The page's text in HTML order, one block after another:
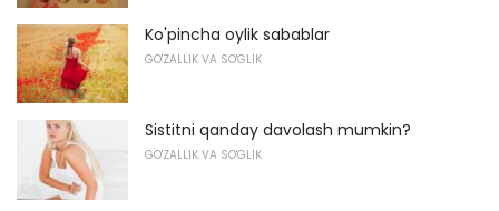
Ko'pincha oylik sabablar
GO'ZALLIK VA SO'GLIK
Sistitni qanday davolash mumkin?
GO'ZALLIK VA SO'GLIK